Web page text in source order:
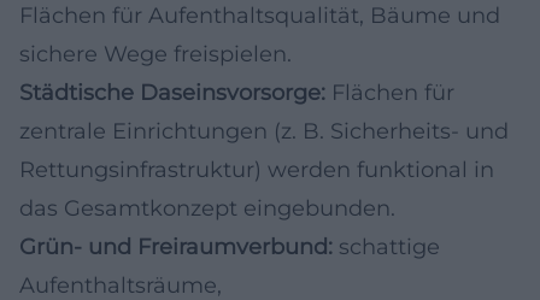
Flächen für Aufenthaltsqualität, Bäume und
sichere Wege freispielen.
Städtische Daseinsvorsorge: Flächen für
zentrale Einrichtungen (z. B. Sicherheits- und
Rettungsinfrastruktur) werden funktional in
das Gesamtkonzept eingebunden.
Grün- und Freiraumverbund: schattige
Aufenthaltsräume,